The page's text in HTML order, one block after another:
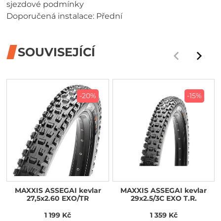
sjezdové podmínky
Doporučená instalace: Přední
SOUVISEJÍCÍ
-20%
MAXXIS ASSEGAI kevlar
27,5x2.60 EXO/TR
1 199 Kč
-15%
MAXXIS ASSEGAI kevlar
29x2.5/3C EXO T.R.
1 359 Kč